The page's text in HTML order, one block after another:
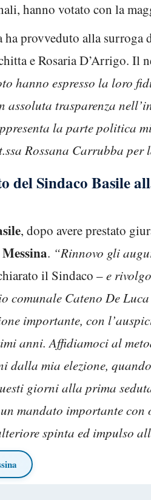
hanno votato con la
ha provveduto alla
e Rosaria D’Arrigo. Il
hanno espresso la loro
assoluta trasparenza
la parte politica
Rossana Carrubba per
del Sindaco Basile
, dopo avere prestato
Messina. “Rinnovo gli
il Sindaco –e
comunale Cateno De
importante, con
anni. Affidiamoci al
dalla mia elezione,
giorni alla prima
mandato importante con
spinta ed impulso